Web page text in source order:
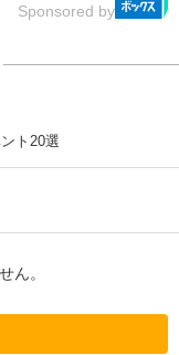
Sponsored by
ト20選
ん。